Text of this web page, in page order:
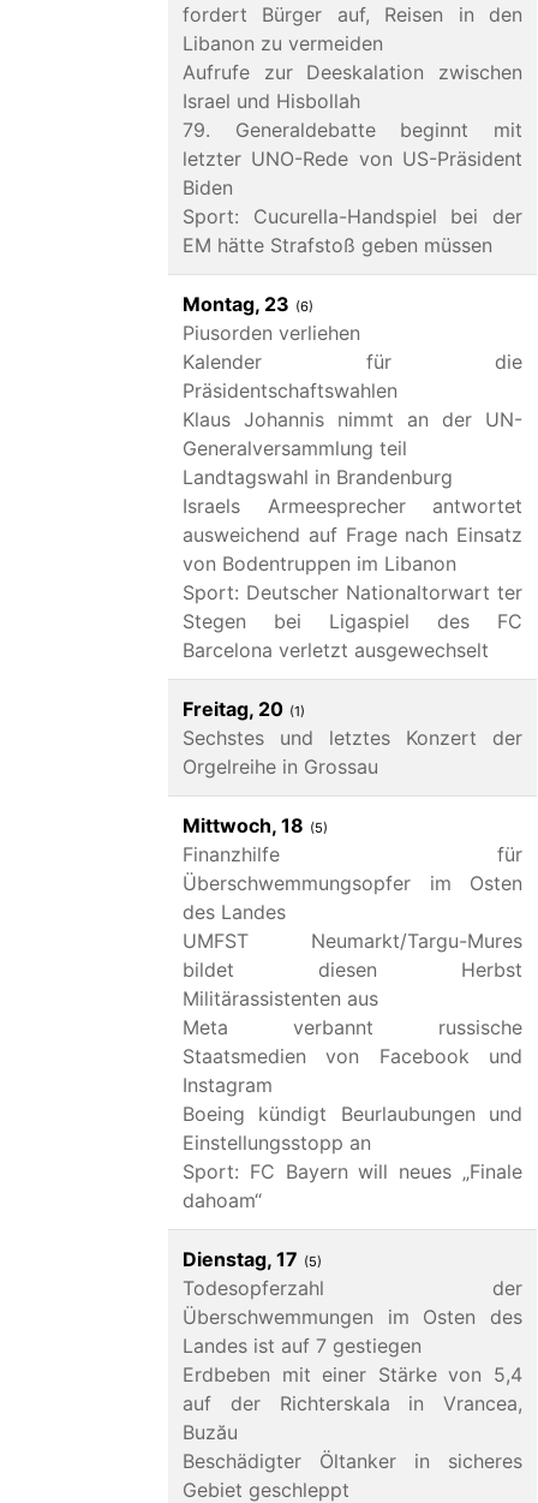
fordert Bürger auf, Reisen in den
Libanon zu vermeiden
Aufrufe zur Deeskalation zwischen
Israel und Hisbollah
79. Generaldebatte beginnt mit
letzter UNO-Rede von US-Präsident
Biden
Sport: Cucurella-Handspiel bei der
EM hätte Strafstoß geben müssen
Montag, 23 (6)
Piusorden verliehen
Kalender für die
Präsidentschaftswahlen
Klaus Johannis nimmt an der UN-
Generalversammlung teil
Landtagswahl in Brandenburg
Israels Armeesprecher antwortet
ausweichend auf Frage nach Einsatz
von Bodentruppen im Libanon
Sport: Deutscher Nationaltorwart ter
Stegen bei Ligaspiel des FC
Barcelona verletzt ausgewechselt
Freitag, 20 (1)
Sechstes und letztes Konzert der
Orgelreihe in Grossau
Mittwoch, 18 (5)
Finanzhilfe für
Überschwemmungsopfer im Osten
des Landes
UMFST Neumarkt/Targu-Mures
bildet diesen Herbst
Militärassistenten aus
Meta verbannt russische
Staatsmedien von Facebook und
Instagram
Boeing kündigt Beurlaubungen und
Einstellungsstopp an
Sport: FC Bayern will neues „Finale
dahoam“
Dienstag, 17 (5)
Todesopferzahl der
Überschwemmungen im Osten des
Landes ist auf 7 gestiegen
Erdbeben mit einer Stärke von 5,4
auf der Richterskala in Vrancea,
Buzău
Beschädigter Öltanker in sicheres
Gebiet geschleppt